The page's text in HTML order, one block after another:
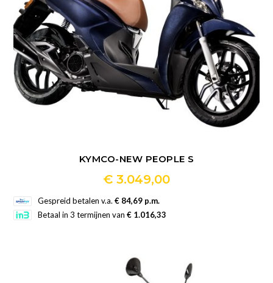
KYMCO-NEW PEOPLE S
€ 3.049,00
Dit
product
variaties.
Deze
Gespreid betalen v.a.€ 84,69 p.m.
Betaal in 3 termijnen van€ 1.016,33